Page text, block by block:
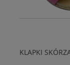
KLAPKI